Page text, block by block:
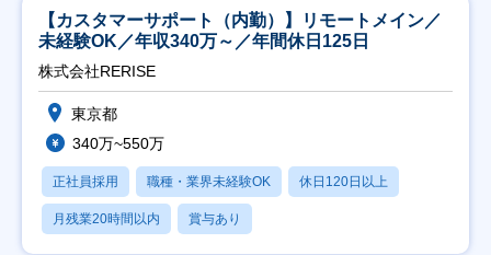
【カスタマーサポート（内勤）】リモートメイン／
未経験OK／年収340万～／年間休日125日
株式会社RERISE
東京都
340万~550万
正社員採用 職種・業界未経験OK 休日120日以上
月残業20時間以内 賞与あり